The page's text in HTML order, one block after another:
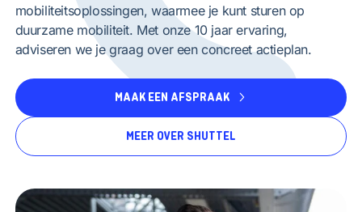
mobiliteitsoplossingen, waarmee je kunt sturen op
duurzame mobiliteit. Met onze 10 jaar ervaring,
adviseren we je graag over een concreet actieplan.
MAAK EEN AFSPRAAK
MEER OVER SHUTTEL